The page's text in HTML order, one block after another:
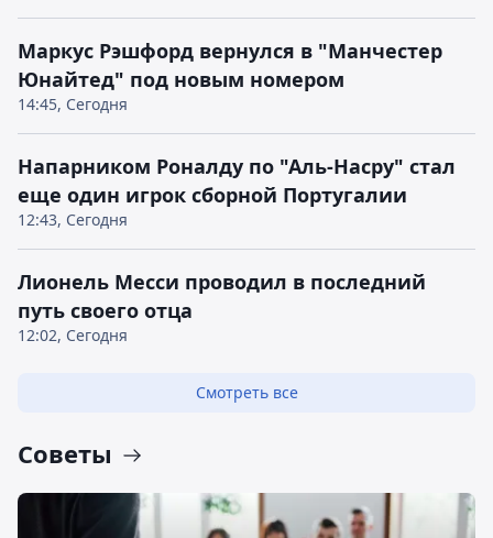
Маркус Рэшфорд вернулся в "Манчестер
Юнайтед" под новым номером
14:45, Сегодня
Напарником Роналду по "Аль-Насру" стал
еще один игрок сборной Португалии
12:43, Сегодня
Лионель Месси проводил в последний
путь своего отца
12:02, Сегодня
Смотреть все
Советы